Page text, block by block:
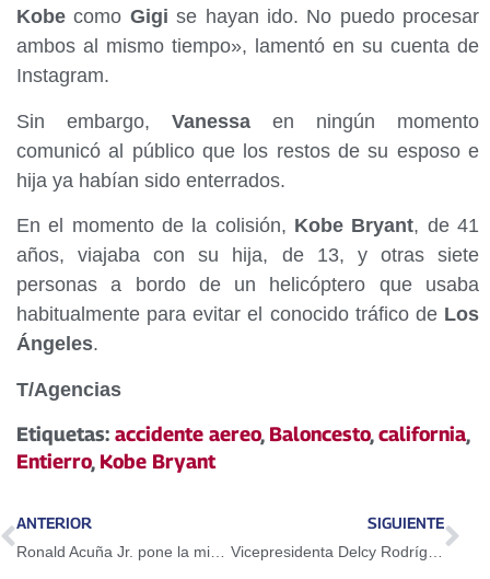
Kobe como Gigi se hayan ido. No puedo procesar
ambos al mismo tiempo», lamentó en su cuenta de
Instagram.
Sin embargo, Vanessa en ningún momento
comunicó al público que los restos de su esposo e
hija ya habían sido enterrados.
En el momento de la colisión, Kobe Bryant, de 41
años, viajaba con su hija, de 13, y otras siete
personas a bordo de un helicóptero que usaba
habitualmente para evitar el conocido tráfico de Los
Ángeles.
T/Agencias
Etiquetas: accidente aereo, Baloncesto,california,
Entierro, Kobe Bryant
ANTERIOR SIGUIENTE